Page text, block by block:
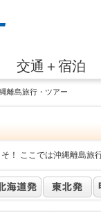
交通＋宿泊
離島旅行・ツアー
！ ここでは沖縄離島旅